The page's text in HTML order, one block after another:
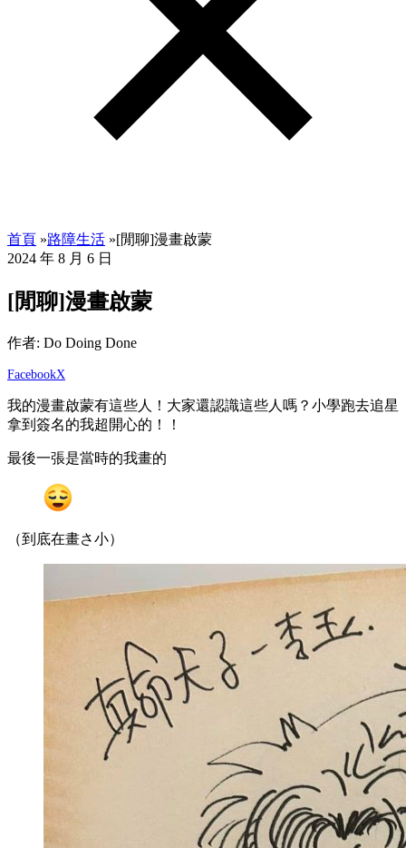
首頁 »路障生活 »[閒聊]漫畫啟蒙
2024 年 8 月 6 日
[閒聊]漫畫啟蒙
作者: Do Doing Done
FacebookX
我的漫畫啟蒙有這些人！大家還認識這些人嗎？小學跑去追星
拿到簽名的我超開心的！！
最後一張是當時的我畫的
（到底在畫さ小）